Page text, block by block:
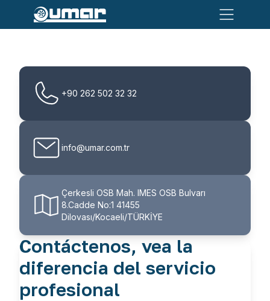
+90 262 502 32 32
info@umar.com.tr
Çerkesli OSB Mah. IMES OSB Bulvarı
8.Cadde No:1 41455
Dilovası/Kocaeli/TÜRKİYE
Contáctenos, vea la
diferencia del servicio
profesional